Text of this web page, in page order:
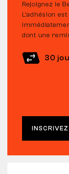
Rejoignez le
L’adhésion
dont une
30